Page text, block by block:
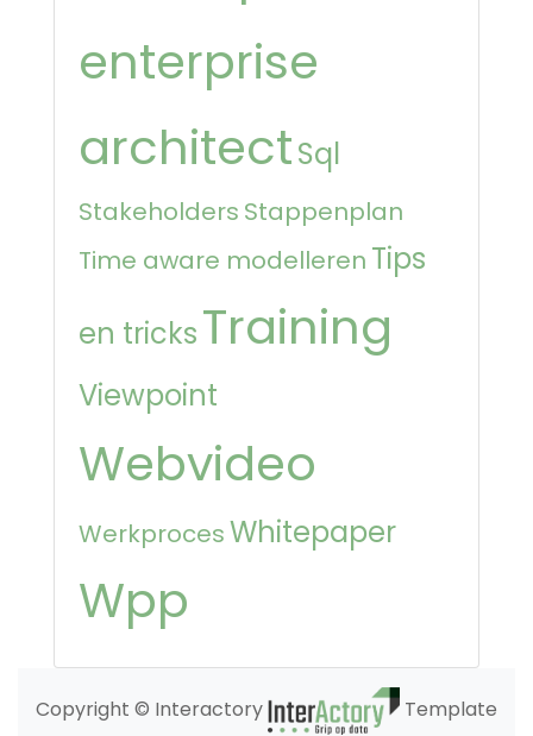
enterprise
architectSql
Stakeholders Stappenplan
Time aware modelleren Tips
en tricksTraining
Viewpoint
Webvideo
WerkprocesWhitepaper
Wpp
Copyright © Interactory
Template